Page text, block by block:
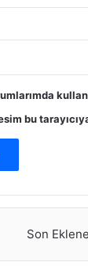
bu
Son